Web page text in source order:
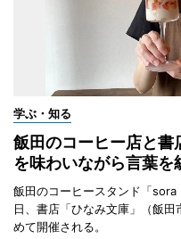
学ぶ・知る
飯田のコーヒー店と
を味わいながら言葉を
飯田のコーヒースタンド「
日、書店「ひなみ文庫」（飯
めて開催される。